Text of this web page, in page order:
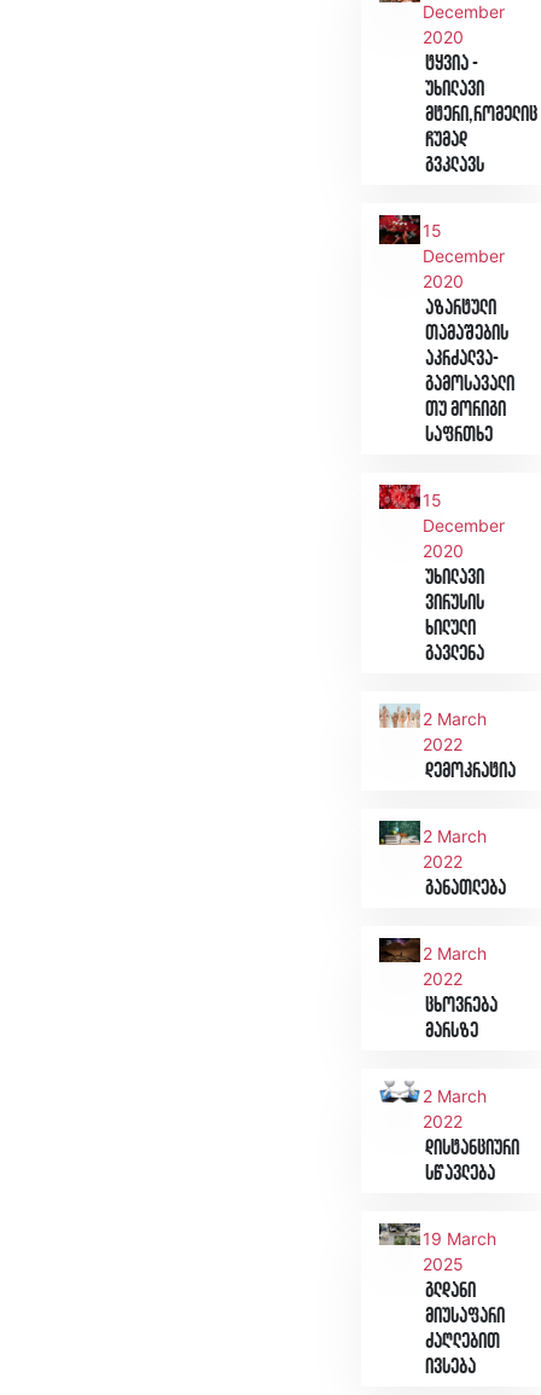
December
2020
ტყვია -
უხილავი
მტერი,რომელიც
ჩუმად
გვკლავს
15
December
2020
აზარტული
თამაშების
აკრძალვა-
გამოსავალი
თუ მორიგი
საფრთხე
15
December
2020
უხილავი
ვირუსის
ხილული
გავლენა
2 March
2022
დემოკრატია
2 March
2022
განათლება
2 March
2022
ცხოვრება
მარსზე
2 March
2022
დისტანციური
სწავლება
19 March
2025
გლდანი
მიუსაფარი
ძაღლებით
ივსება